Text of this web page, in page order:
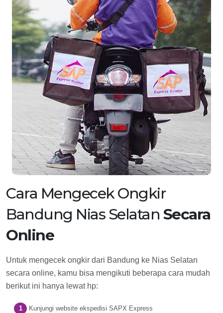
Cara Mengecek Ongkir
Bandung Nias Selatan Secara
Online
Untuk mengecek ongkir dari Bandung ke Nias Selatan
secara online, kamu bisa mengikuti beberapa cara mudah
berikut ini hanya lewat hp:
Kunjungi website ekspedisi SAPX Express